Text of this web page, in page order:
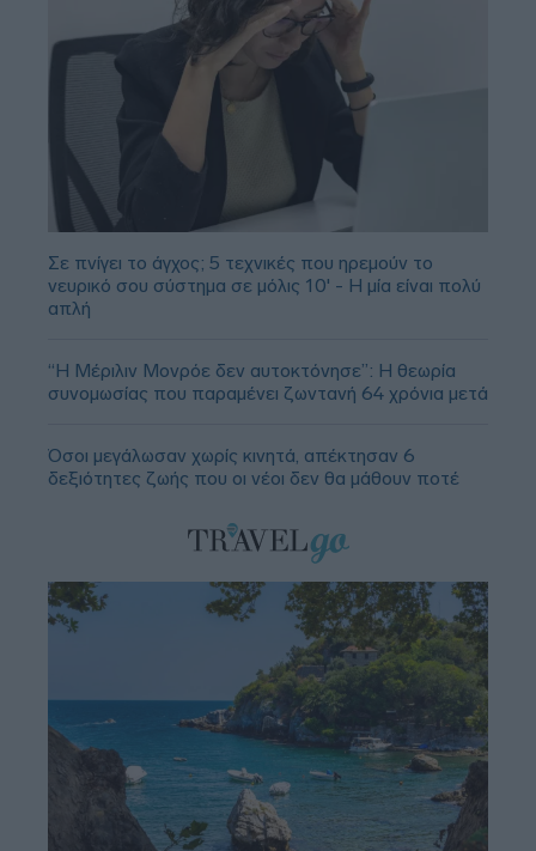
Σε πνίγει το άγχος; 5 τεχνικές που ηρεμούν το
νευρικό σου σύστημα σε μόλις 10' - Η μία είναι πολύ
απλή
“Η Μέριλιν Μονρόε δεν αυτοκτόνησε”: Η θεωρία
συνομωσίας που παραμένει ζωντανή 64 χρόνια μετά
Όσοι μεγάλωσαν χωρίς κινητά, απέκτησαν 6
δεξιότητες ζωής που οι νέοι δεν θα μάθουν ποτέ